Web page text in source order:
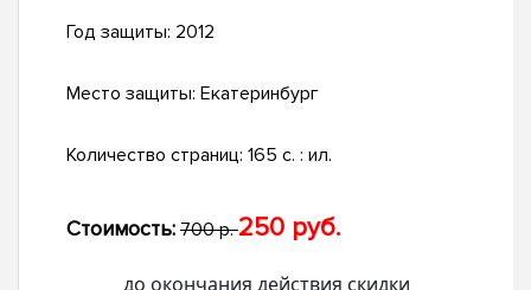
Год защиты: 2012
Место защиты: Екатеринбург
Количество страниц: 165 с. : ил.
Стоимость: 700 р.250 руб.
до окончания действия скидки